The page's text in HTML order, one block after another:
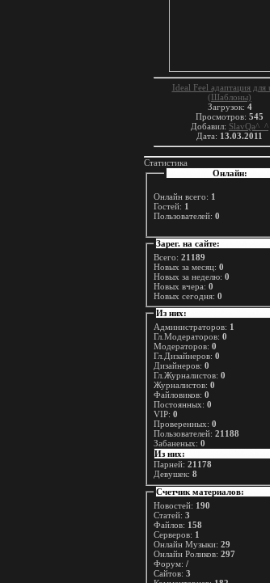
Ideal Feel адаптация для
(Шаблоны)
Загрузок: 4
Просмотров: 545
Добавил: SlavQa^_^
Дата: 13.03.2011
Статистика
Онлайн:
Онлайн всего: 1
Гостей: 1
Пользователей:0
Зарег. на сайте:
Всего:21189
Новых за месяц:0
Новых за неделю:0
Новых вчера:0
Новых сегодня:0
Из них:
Администраторов: 1
Гл.Модераторов:0
Модераторов:0
Гл.Дизайнеров:0
Дизайнеров:0
Гл.Журналистов:0
Журналистов:0
Файловиков:0
Постоянных:0
VIP:0
Проверенных:0
Пользователей:21188
Забаненых:0
Из них:
Парней:21178
Девушек:8
Счетчик материалов:
Новостей: 190
Статей:3
Файлов: 158
Серверов: 1
Онлайн Музыки:29
Онлайн Роликов:297
Форум:/
Сайтов:3